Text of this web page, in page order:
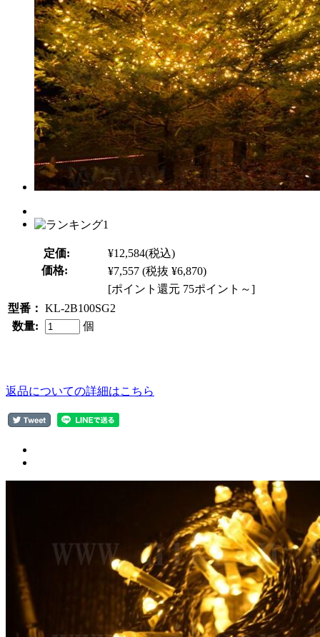
定価: ¥12,584(税込)
価格:
¥7,557 (税抜 ¥6,870)
[ポイント還元 75ポイント～]
型番： KL-2B100SG2
数量:
個
返品についての詳細はこちら